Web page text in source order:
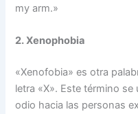
my arm.»
2. Xenophobia
«Xenofobia» es otra
letra «X». Este término
odio hacia las personas